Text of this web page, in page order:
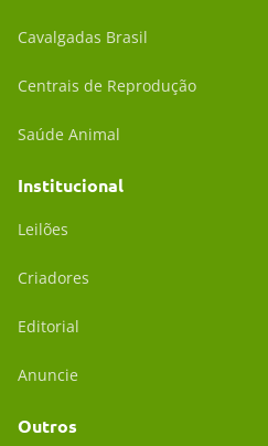
Cavalgadas Brasil
Centrais de Reprodução
Saúde Animal
Institucional
Leilões
Criadores
Editorial
Anuncie
Outros